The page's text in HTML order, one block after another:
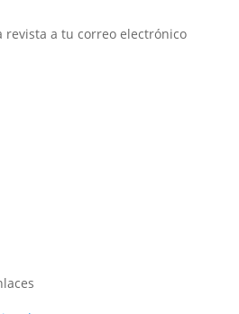
a tu correo electrónico